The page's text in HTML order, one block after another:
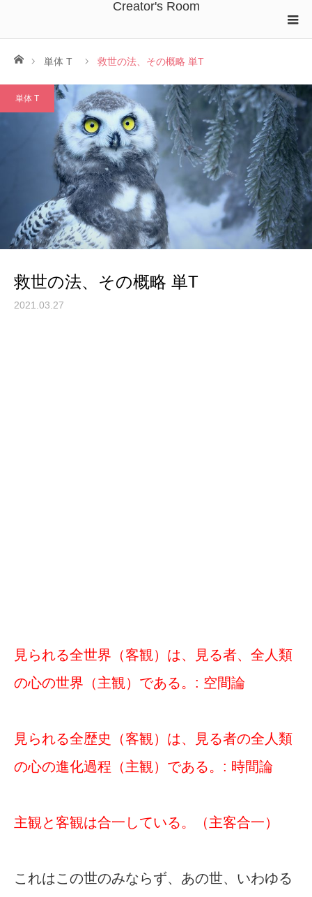
Creator's Room
ホーム単体 T 救世の法、その概略 単T
単体 T
救世の法、その概略 単T
2021.03.27
見られる全世界（客観）は、見る者、全人類
の心の世界（主観）である。: 空間論
見られる全歴史（客観）は、見る者の全人類
の心の進化過程（主観）である。: 時間論
主観と客観は合一している。（主客合一）
これはこの世のみならず、あの世、いわゆる